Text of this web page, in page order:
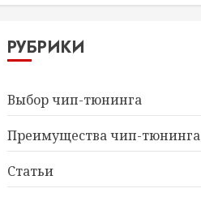
РУБРИКИ
Выбор чип-тюнинга
Преимущества чип-тюнинга
Статьи